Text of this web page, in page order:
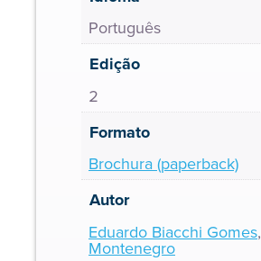
Português
Edição
2
Formato
Brochura (paperback)
Autor
Eduardo Biacchi Gomes,
Montenegro